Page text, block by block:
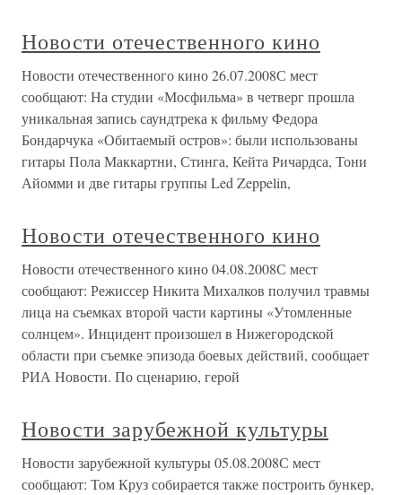
Новости отечественного кино
Новости отечественного кино 26.07.2008С мест
сообщают: На студии «Мосфильма» в четверг прошла
уникальная запись саундтрека к фильму Федора
Бондарчука «Обитаемый остров»: были использованы
гитары Пола Маккартни, Стинга, Кейта Ричардса, Тони
Айомми и две гитары группы Led Zeppelin,
Новости отечественного кино
Новости отечественного кино 04.08.2008С мест
сообщают: Режиссер Никита Михалков получил травмы
лица на съемках второй части картины «Утомленные
солнцем». Инцидент произошел в Нижегородской
области при съемке эпизода боевых действий, сообщает
РИА Новости. По сценарию, герой
Новости зарубежной культуры
Новости зарубежной культуры 05.08.2008С мест
сообщают: Том Круз собирается также построить бункер,